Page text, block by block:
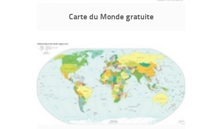
Carte du Monde gratuite